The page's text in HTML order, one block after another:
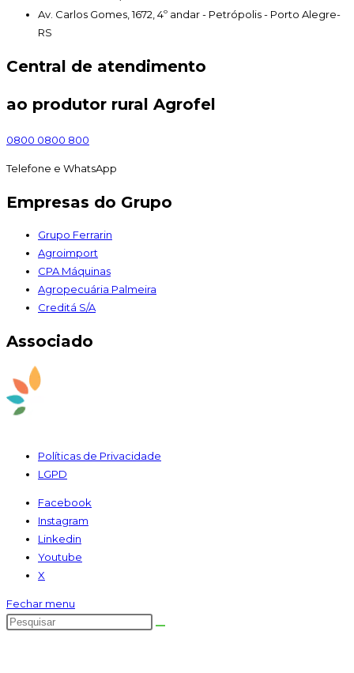
Av. Carlos Gomes, 1672, 4º andar - Petrópolis - Porto Alegre-
RS
Central de atendimento
ao produtor rural Agrofel
0800 0800 800
Telefone e WhatsApp
Empresas do Grupo
Grupo Ferrarin
Agroimport
CPA Máquinas
Agropecuária Palmeira
Creditá S/A
Associado
Políticas de Privacidade
LGPD
Facebook
Instagram
Linkedin
Youtube
X
Fechar menu